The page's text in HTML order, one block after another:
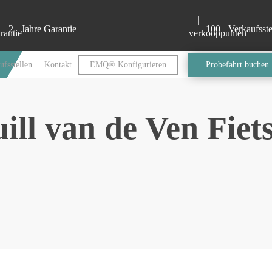
2+ Jahre Garantie 100+
Kontakt EMQ® Konfigurieren Probefahrt buchen
van de Ven